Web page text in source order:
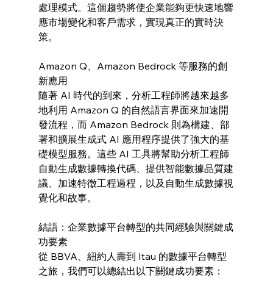
處理模式。這個趨勢將使企業能夠更快速地響
應市場變化和客戶需求，實現真正的實時決
策。
Amazon Q、Amazon Bedrock 等服務的創
新應用
隨著 AI 時代的到來，分析工程師將越來越多
地利用 Amazon Q 的自然語言界面來加速開
發流程，而 Amazon Bedrock 則為構建、部
署和擴展生成式 AI 應用程序提供了強大的基
礎模型服務。這些 AI 工具將幫助分析工程師
自動生成數據轉換代碼、提供智能數據品質建
議、加速特徵工程過程，以及自動生成數據視
覺化和故事。
結語：企業數據平台轉型的共同經驗與關鍵成
功要素
從 BBVA、紐約人壽到 Itau 的數據平台轉型
之旅，我們可以總結出以下關鍵成功要素：